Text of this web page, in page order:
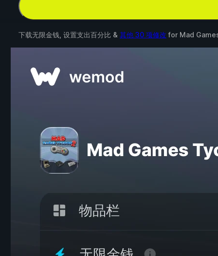
下载无限金钱, 设置支出百分比 & 其他 30 项修改 for Mad